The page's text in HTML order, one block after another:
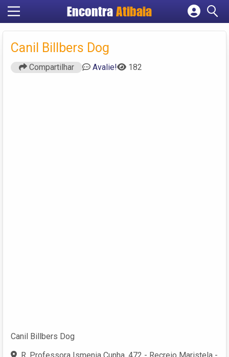
Encontra Atibaia
Cadastrar empresa
Criar conta
Canil Billbers Dog
Compartilhar Avalie! 182
Canil Billbers Dog
R. Professora Ismenia Cunha, 472 - Recreio Maristela -